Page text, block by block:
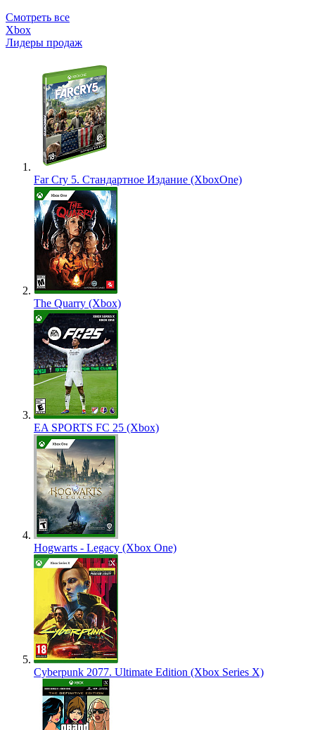
Смотреть все
Xbox
Лидеры продаж
Far Cry 5. Стандартное Издание (XboxOne)
The Quarry (Xbox)
EA SPORTS FC 25 (Xbox)
Hogwarts - Legacy (Xbox One)
Cyberpunk 2077. Ultimate Edition (Xbox Series X)